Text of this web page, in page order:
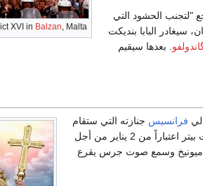
XVI in Balzan, Malta.
"لتجنب الحشود التي
سيغادر البابا بنديكت
. بعدها سيقيم
فرانسيس جنازته التي ستقام
في 5 يناير. وقال الڤاتيكان إن جثمان بنديكت السادس عشر سيسجى في كنيسة سانت بيتر اعتباراً من 2 يناير من أجل
ميونيخ وسمع صوت جرس يقرع